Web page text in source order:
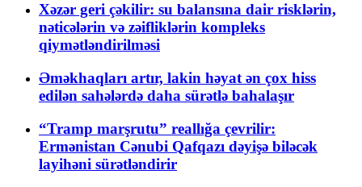
Xəzər geri çəkilir: su balansına dair risklərin,
nəticələrin və zəifliklərin kompleks
qiymətləndirilməsi
Əməkhaqları artır, lakin həyat ən çox hiss
edilən sahələrdə daha sürətlə bahalaşır
“Tramp marşrutu” reallığa çevrilir:
Ermənistan Cənubi Qafqazı dəyişə biləcək
layihəni sürətləndirir